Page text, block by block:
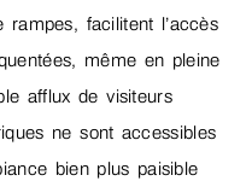
rampes, facilitent l’accès
même en pleine
afflux de visiteurs
ne sont accessibles
bien plus paisible